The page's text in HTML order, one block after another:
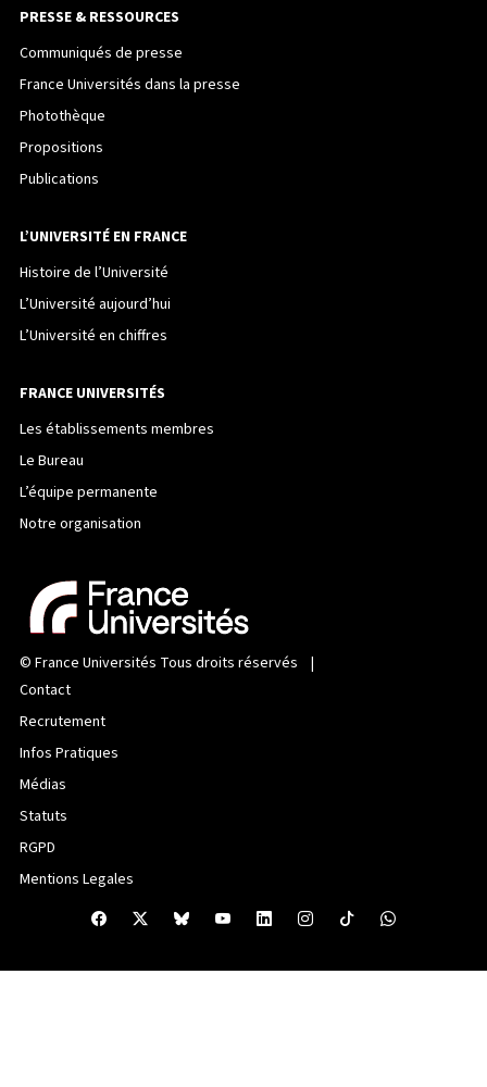
PRESSE & RESSOURCES
Communiqués de presse
France Universités dans la presse
Photothèque
Propositions
Publications
L’UNIVERSITÉ EN FRANCE
Histoire de l’Université
L’Université aujourd’hui
L’Université en chiffres
FRANCE UNIVERSITÉS
Les établissements membres
Le Bureau
L’équipe permanente
Notre organisation
© France Universités Tous droits réservés |
Contact
Recrutement
Infos Pratiques
Médias
Statuts
RGPD
Mentions Legales